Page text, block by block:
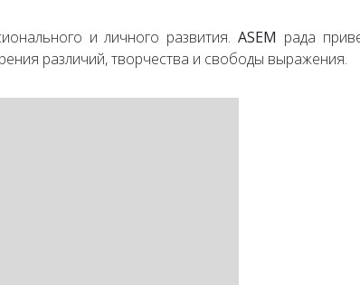
и личного развития. ASEM рада
различий, творчества и свободы выражения.